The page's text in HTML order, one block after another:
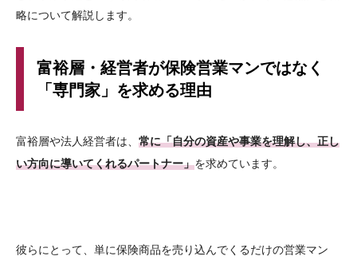
略について解説します。
富裕層・経営者が保険営業マンではなく
「専門家」を求める理由
富裕層や法人経営者は、 常に「自分の資産や事業を理解し、正し
い方向に導いてくれるパートナー」を求めています。
彼らにとって、単に保険商品を売り込んでくるだけの営業マン